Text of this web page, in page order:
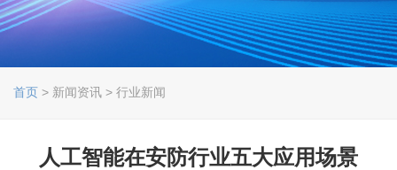
首页 > 新闻资讯 > 行业新闻
人工智能在安防行业五大应用场景